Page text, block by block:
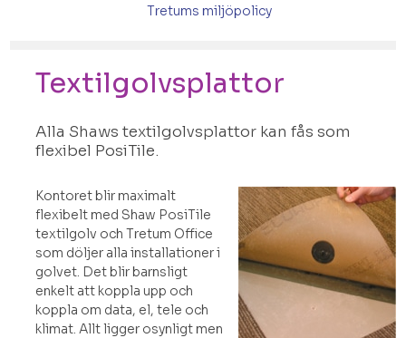
Tretums miljöpolicy
Textilgolvsplattor
Alla Shaws textilgolvsplattor kan fås som
flexibel PosiTile.
Kontoret blir maximalt
flexibelt med Shaw PosiTile
textilgolv och Tretum Office
som döljer alla installationer i
golvet. Det blir barnsligt
enkelt att koppla upp och
koppla om data, el, tele och
klimat. Allt ligger osynligt men